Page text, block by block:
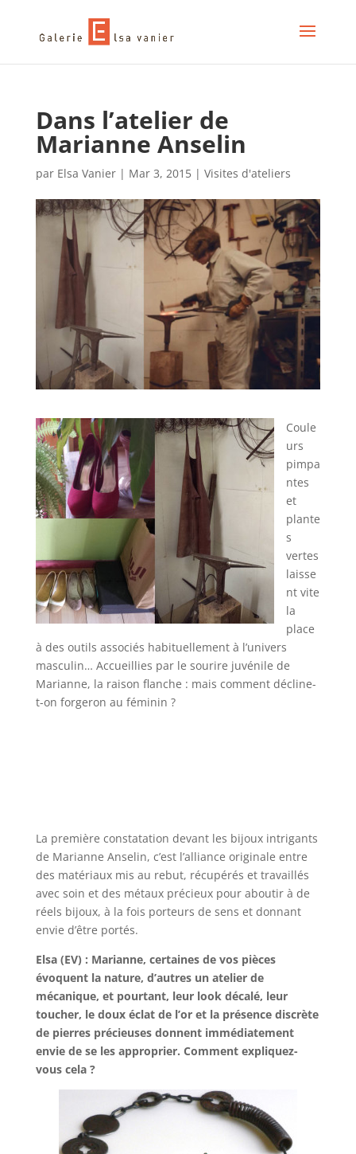
Dans l’atelier de
Marianne Anselin
par Elsa Vanier| Mar 3, 2015| Visites d'ateliers
Coule
urs
pimpa
ntes
et
plante
s
vertes
laisse
nt vite
la
place
à des outils associés habituellement à l’univers
masculin… Accueillies par le sourire juvénile de
Marianne, la raison flanche : mais comment décline-
t-on forgeron au féminin ?
La première constatation devant les bijoux intrigants
de Marianne Anselin, c’est l’alliance originale entre
des matériaux mis au rebut, récupérés et travaillés
avec soin et des métaux précieux pour aboutir à de
réels bijoux, à la fois porteurs de sens et donnant
envie d’être portés.
Elsa (EV) : Marianne, certaines de vos pièces
évoquent la nature, d’autres un atelier de
mécanique, et pourtant, leur look décalé, leur
toucher, le doux éclat de l’or et la présence discrète
de pierres précieuses donnent immédiatement
envie de se les approprier. Comment expliquez-
vous cela ?